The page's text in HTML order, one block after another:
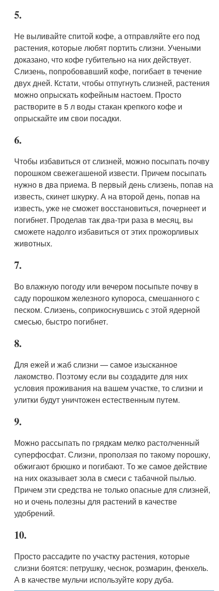
5.
Не выливайте спитой кофе, а отправляйте его под
растения, которые любят портить слизни. Учеными
доказано, что кофе губительно на них действует.
Слизень, попробовавший кофе, погибает в течение
двух дней. Кстати, чтобы отпугнуть слизней, растения
можно опрыскать кофейным настоем. Просто
растворите в 5 л воды стакан крепкого кофе и
опрыскайте им свои посадки.
6.
Чтобы избавиться от слизней, можно посыпать почву
порошком свежегашеной извести. Причем посыпать
нужно в два приема. В первый день слизень, попав на
известь, скинет шкурку. А на второй день, попав на
известь, уже не сможет восстановиться, почернеет и
погибнет. Проделав так два-три раза в месяц, вы
сможете надолго избавиться от этих прожорливых
животных.
7.
Во влажную погоду или вечером посыпьте почву в
саду порошком железного купороса, смешанного с
песком. Слизень, соприкоснувшись с этой ядерной
смесью, быстро погибнет.
8.
Для ежей и жаб слизни — самое изысканное
лакомство. Поэтому если вы создадите для них
условия проживания на вашем участке, то слизни и
улитки будут уничтожен естественным путем.
9.
Можно рассыпать по грядкам мелко растолченный
суперфосфат. Слизни, проползая по такому порошку,
обжигают брюшко и погибают. То же самое действие
на них оказывает зола в смеси с табачной пылью.
Причем эти средства не только опасные для слизней,
но и очень полезны для растений в качестве
удобрений.
10.
Просто рассадите по участку растения, которые
слизни боятся: петрушку, чеснок, розмарин, фенхель.
А в качестве мульчи используйте кору дуба.